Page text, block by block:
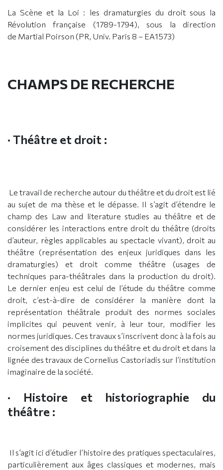
La Scène et la Loi : les dramaturgies du droit sous la
Révolution française (1789-1794), sous la direction
de Martial Poirson (PR, Univ. Paris 8 – EA1573)
CHAMPS DE RECHERCHE
· Théâtre et droit :
Le travail de recherche autour du théâtre et du droit est lié
au sujet de ma thèse et le dépasse. Il s’agit d’étendre le
champ des Law and literature studies au théâtre et de
considérer les interactions entre droit du théâtre (droits
d’auteur, règles applicables au spectacle vivant), droit au
théâtre (représentation des enjeux juridiques dans les
dramaturgies) et droit comme théâtre (usages de
techniques para-théâtrales dans la production du droit).
Le dernier enjeu est celui de l’étude du théâtre comme
droit, c’est-à-dire de considérer la manière dont la
représentation théâtrale produit des normes sociales
implicites qui peuvent venir, à leur tour, modifier les
normes juridiques. Ces travaux s’inscrivent donc à la fois au
croisement des disciplines du théâtre et du droit et dans la
lignée des travaux de Cornelius Castoriadis sur l’institution
imaginaire de la société.
· Histoire et historiographie du
théâtre :
Il s’agit ici d’étudier l’histoire des pratiques spectaculaires,
particulièrement aux âges classiques et modernes, mais